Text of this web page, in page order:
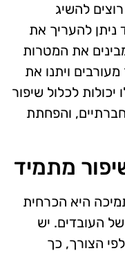
להשיג
ניתן להעריך את
את המטרות
מעורבים ויתנו את
לכלול שיפור
והפחתת
מתמיד
היא הכרחית
העובדים. יש
הצורך, כך